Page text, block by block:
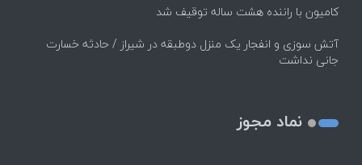
کامیون با راننده هشت ساله توقیف شد
آتش سوزی و انفجار یک منزل دوطبقه در شیراز / حادثه خسارت
جانی نداشت
نماد مجوز